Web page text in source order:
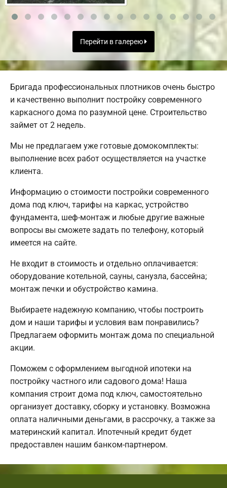
Перейти в галерею
Бригада профессиональных плотников очень быстро
и качественно выполнит постройку современного
каркасного дома по разумной цене. Строительство
займет от 2 недель.
Мы не предлагаем уже готовые домокомплекты:
выполнение всех работ осуществляется на участке
клиента.
Информацию о стоимости постройки современного
дома под ключ, тарифы на каркас, устройство
фундамента, шеф-монтаж и любые другие важные
вопросы вы сможете задать по телефону, который
имеется на сайте.
Не входит в стоимость и отдельно оплачивается:
оборудование котельной, сауны, санузла, бассейна;
монтаж печки и обустройство камина.
Выбираете надежную компанию, чтобы построить
дом и наши тарифы и условия вам понравились?
Предлагаем оформить монтаж дома по специальной
акции.
Поможем с оформлением выгодной ипотеки на
постройку частного или садового дома! Наша
компания строит дома под ключ, самостоятельно
организует доставку, сборку и установку. Возможна
оплата наличными деньгами, в рассрочку, а также за
материнский капитал. Ипотечный кредит будет
предоставлен нашим банком-партнером.